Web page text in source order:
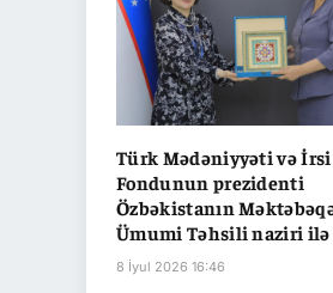
Türk Mədəniyyəti və İrsi
Fondunun prezidenti
Özbəkistanın
Ümumi Təhsili naziri ilə
8 İyul 2026 16:46